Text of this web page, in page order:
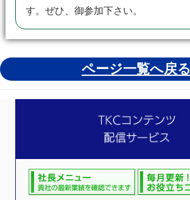
す。ぜひ、御参加下さい。
ページ一覧へ戻る